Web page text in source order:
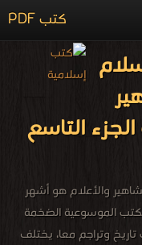
كتب PDF
التاسع
والأعلام هو أشهر
الموسوعية الضخمة
وتراجم معا، يختلف